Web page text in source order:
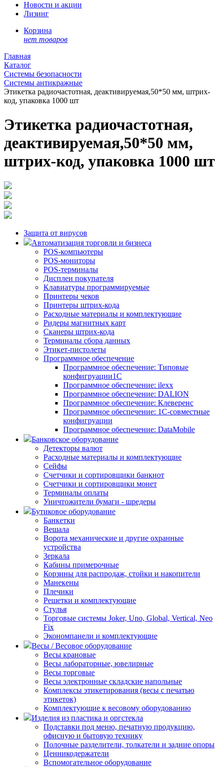
Новости и акции
Лизинг
Корзина
нет товаров
Главная
Каталог
Системы безопасности
Системы антикражные
Этикетка радиочастотная, деактивируемая,50*50 мм, штрих-
код, упаковка 1000 шт
Этикетка радиочастотная,
деактивируемая,50*50 мм,
штрих-код, упаковка 1000 шт
Защита от вирусов
Автоматизация торговли и бизнеса
POS-компьютеры
POS-мониторы
POS-терминалы
Дисплеи покупателя
Клавиатуры программируемые
Принтеры чеков
Принтеры штрих-кода
Расходные материалы и комплектующие
Ридеры магнитных карт
Сканеры штрих-кода
Терминалы сбора данных
Этикет-пистолеты
Программное обеспечение
Программное обеспечение: Типовые
конфигруации1С
Программное обеспечение: ilexx
Программное обеспечение: DALION
Программное обеспечение: Клеверенс
Программное обеспечение: 1С-совместные
конфигруации
Программное обеспечение: DataMobile
Банковское оборудование
Детекторы валют
Расходные материалы и комплектующие
Сейфы
Счетчики и сортировщики банкнот
Счетчики и сортировщики монет
Терминалы оплаты
Уничтожители бумаги - шредеры
Бутиковое оборудование
Банкетки
Вешала
Ворота механические и другие охранные
устройства
Зеркала
Кабины примерочные
Корзины для распродаж, стойки и накопители
Манекены
Плечики
Решетки и комплектующие
Стулья
Торговые системы Joker, Uno, Global, Vertical, Neo
Fix
Экономпанели и комплектующие
Весы / Весовое оборудование
Весы крановые
Весы лабораторные, ювелирные
Весы торговые
Весы электронные складские напольные
Комплексы этикетирования (весы с печатью
этикеток)
Комплектующие к весовому оборудованию
Изделия из пластика и оргстекла
Подставки под меню, печатную продукцию,
офисную и бытовую технику
Полочные разделители, толкатели и задние опоры
Ценникодержатели
Вспомогательное оборудование